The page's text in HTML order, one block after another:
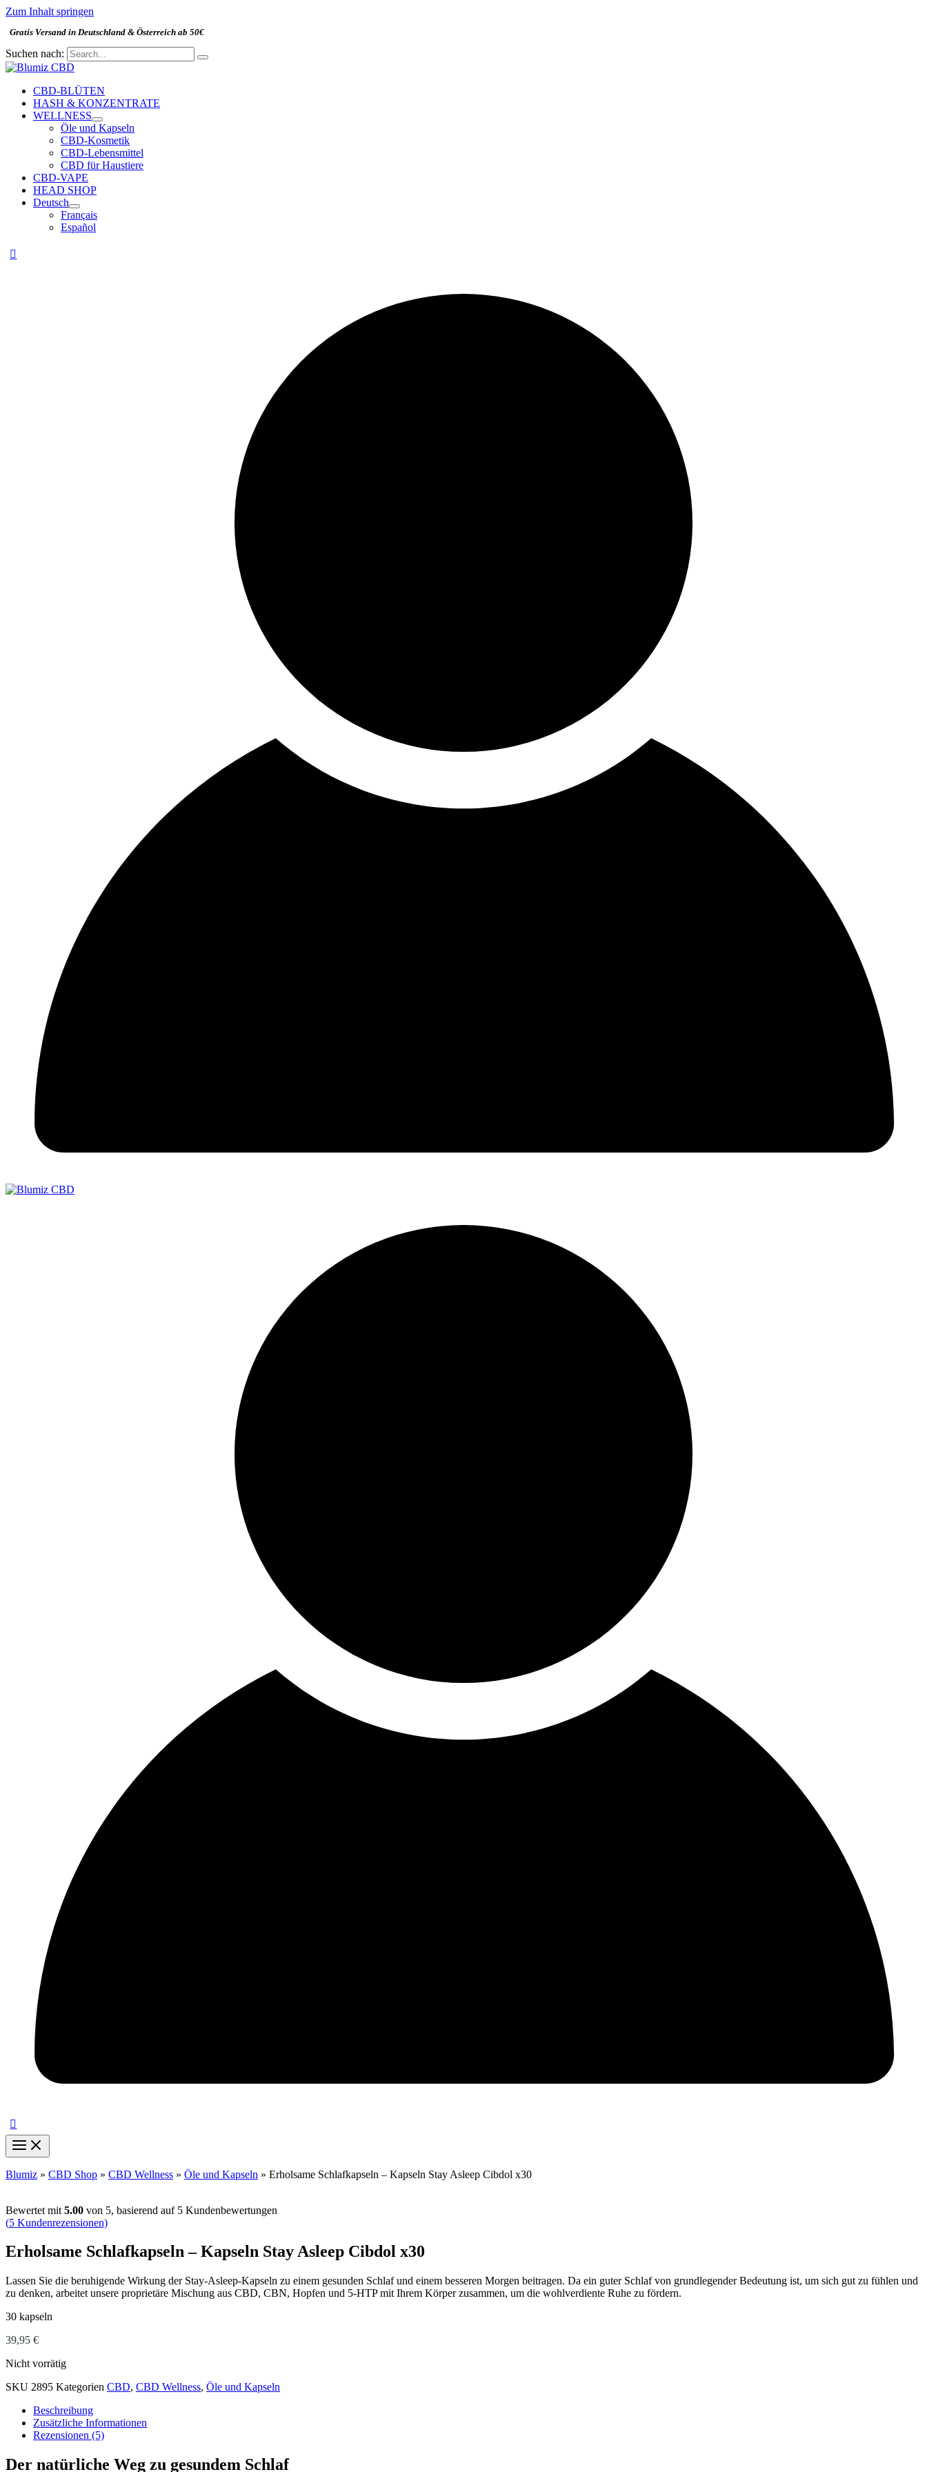
Zum Inhalt springen
Gratis Versand in Deutschland & Österreich ab 50€
Suchen nach:
CBD-BLÜTEN
HASH & KONZENTRATE
WELLNESS
Öle und Kapseln
CBD-Kosmetik
CBD-Lebensmittel
CBD für Haustiere
CBD-VAPE
HEAD SHOP
Deutsch
Français
Español
Blumiz » CBD Shop » CBD Wellness » Öle und Kapseln » Erholsame Schlafkapseln – Kapseln Stay Asleep Cibdol x30
Bewertet mit 5.00 von 5, basierend auf 5 Kundenbewertungen
(5 Kundenrezensionen)
Erholsame Schlafkapseln – Kapseln Stay Asleep Cibdol x30
Lassen Sie die beruhigende Wirkung der Stay-Asleep-Kapseln zu einem gesunden Schlaf und einem besseren Morgen beitragen. Da ein guter Schlaf von grundlegender Bedeutung ist, um sich gut zu fühlen und
zu denken, arbeitet unsere proprietäre Mischung aus CBD, CBN, Hopfen und 5-HTP mit Ihrem Körper zusammen, um die wohlverdiente Ruhe zu fördern.
30 kapseln
39,95 €
Nicht vorrätig
SKU 2895 Kategorien CBD, CBD Wellness, Öle und Kapseln
Beschreibung
Zusätzliche Informationen
Rezensionen (5)
Der natürliche Weg zu gesundem Schlaf